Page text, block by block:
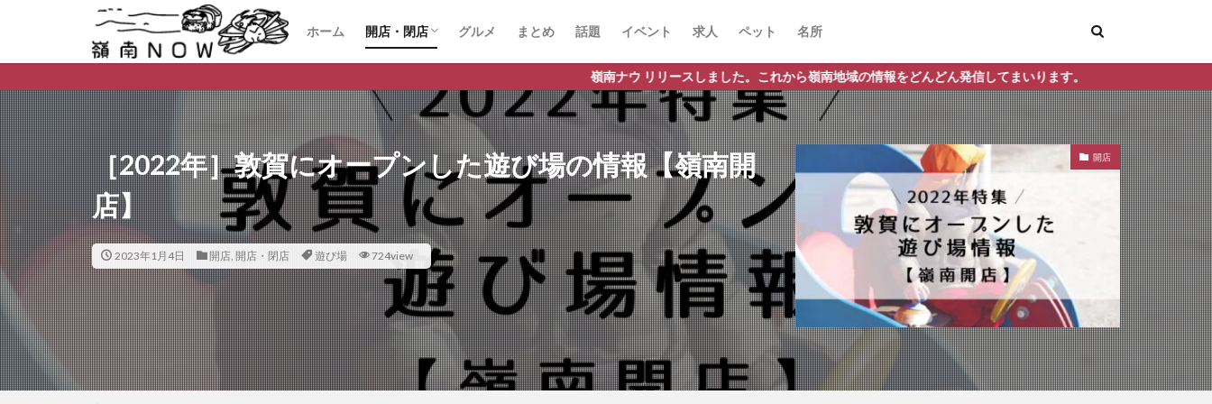
ホーム 開店・閉店 グルメ まとめ 話題 イベント 求人 ペット 名所
嶺南ナウ リリースしました。これから嶺南地域の情報をどんどん発信してまいります。
［2022年］敦賀にオープンした遊び場の情報【嶺南開
店】
2023年1月4日 開店, 開店・閉店 遊び場 724view
開店